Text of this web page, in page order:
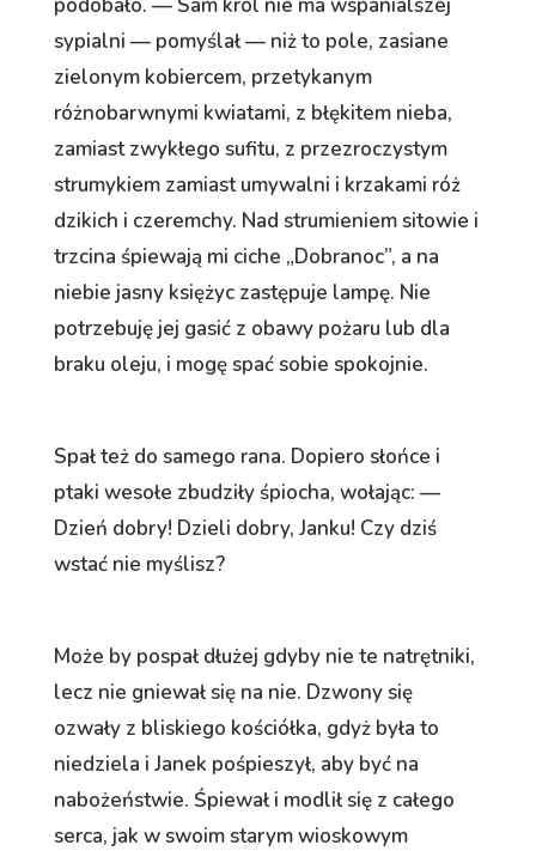
sypialni — pomyślał — niż to pole, zasiane
zielonym kobiercem, przetykanym
różnobarwnymi kwiatami, z błękitem nieba,
zamiast zwykłego sufitu, z przezroczystym
strumykiem zamiast umywalni i krzakami róż
dzikich i czeremchy. Nad strumieniem sitowie i
trzcina śpiewają mi ciche „Dobranoc”, a na
niebie jasny księżyc zastępuje lampę. Nie
potrzebuję jej gasić z obawy pożaru lub dla
braku oleju, i mogę spać sobie spokojnie.
Spał też do samego rana. Dopiero słońce i
ptaki wesołe zbudziły śpiocha, wołając: —
Dzień dobry! Dzieli dobry, Janku! Czy dziś
wstać nie myślisz?
Może by pospał dłużej gdyby nie te natrętniki,
lecz nie gniewał się na nie. Dzwony się
ozwały z bliskiego kościółka, gdyż była to
niedziela i Janek pośpieszył, aby być na
nabożeństwie. Śpiewał i modlił się z całego
serca, jak w swoim starym wioskowym